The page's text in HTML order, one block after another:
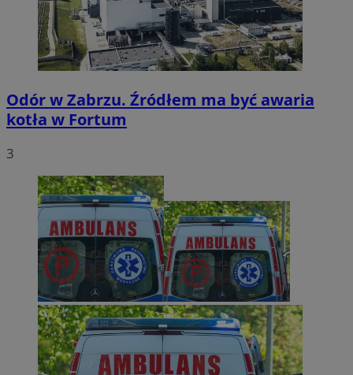
Odór w Zabrzu. Źródłem ma być awaria
kotła w Fortum
3